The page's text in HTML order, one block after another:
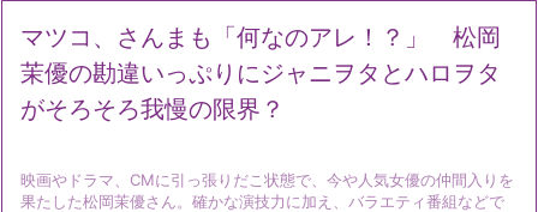
マツコ、さんまも「何なのアレ！？」 松岡
茉優の勘違いっぷりにジャニヲタとハロヲタ
がそろそろ我慢の限界？
映画やドラマ、CMに引っ張りだこ状態で、今や人気女優の仲間入りを
果たした松岡茉優さん。確かな演技力に加え、バラエティ番組などで